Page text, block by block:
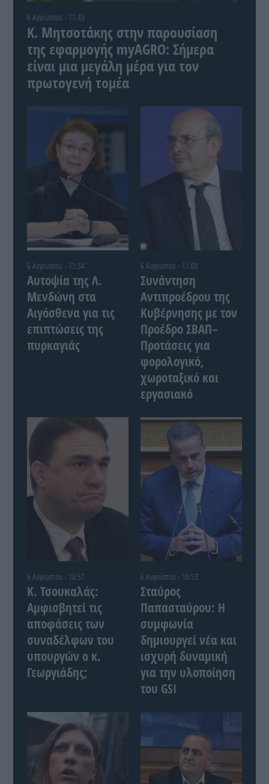
6 Αυγούστου - 11:43
Κ. Μητσοτάκης στην παρουσίαση
της εφαρμογής myAGRO: Σήμερα
είναι μια μεγάλη μέρα για τον
πρωτογενή τομέα
6 Αυγούστου - 11:34
Αυτοψία της Λ.
Μενδώνη στα
Αιγόσθενα για τις
επιπτώσεις της
πυρκαγιάς
6 Αυγούστου - 11:08
Συνάντηση
Αντιπροέδρου της
Κυβέρνησης με τον
Προέδρο ΣΒΑΠ–
Προτάσεις για
φορολογικό,
χωροταξικό και
εργασιακό
6 Αυγούστου - 10:57
Κ. Τσουκαλάς:
Αμφισβητεί τις
αποφάσεις των
συναδέλφων του
υπουργών ο κ.
Γεωργιάδης;
6 Αυγούστου - 10:53
Σταύρος
Παπασταύρου: Η
συμφωνία
δημιουργεί νέα και
ισχυρή δυναμική
για την υλοποίηση
του GSI